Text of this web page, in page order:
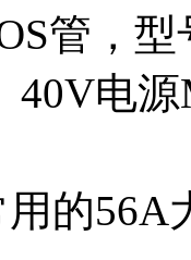
管，
40V电
的56A